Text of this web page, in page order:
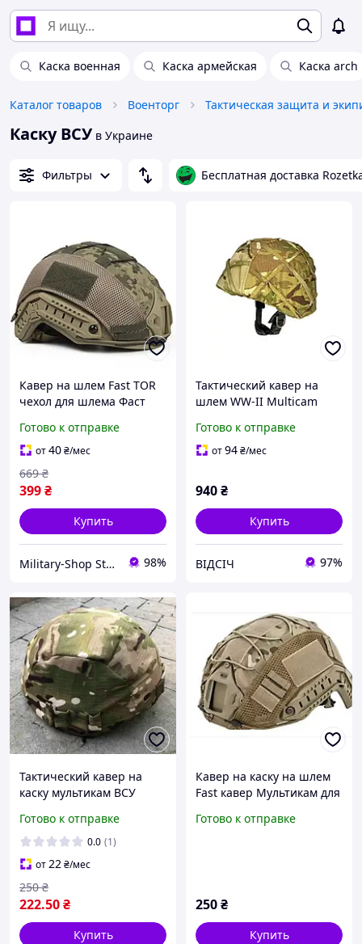
Каска военная Каска армейская Каска arch
Каталог товаров Военторг Тактическая защита и
Каску ВСУ в Украине
Фильтры Бесплатная доставка
Кавер на шлем Fast TOR
чехол для шлема Фаст
сетка для безухих касок
размер М L
Готово к отправке
от40₴/мес
399₴
669 ₴
Купить
Military-Shop Store 🪖 98%
Тактический кавер на
шлем WW-II Multicam
каску, маскировка для
ВСУ
Готово к отправке
от94₴/мес
940₴
Купить
ВІДСІЧ 97%
Тактический кавер на
каску мультикам ВСУ
шлем мультикам военный
кавер на каску ВСУ
Готово к отправке
0.0 (1)
от22₴/мес
222.50₴
250 ₴
Купить
Кавер на каску на шлем
Fast кавер Мультикам для
шлем Чехол для шлемов
Готово к отправке
250₴
Купить